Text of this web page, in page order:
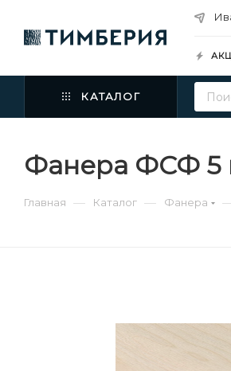
КАТАЛОГ
Фанера ФСФ 5
Главная — Каталог — Фанера